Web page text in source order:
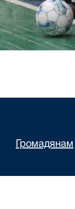
Громадянам